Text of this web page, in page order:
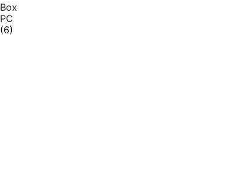
Box
PC
(6)